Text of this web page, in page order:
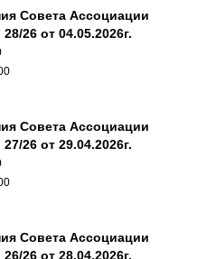
Совета Ассоциации
26 от 04.05.2026г.
Совета Ассоциации
26 от 29.04.2026г.
Совета Ассоциации
26 от 28.04.2026г.